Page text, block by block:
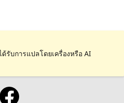
รับการแปลโดยเครื่องหรือ AI